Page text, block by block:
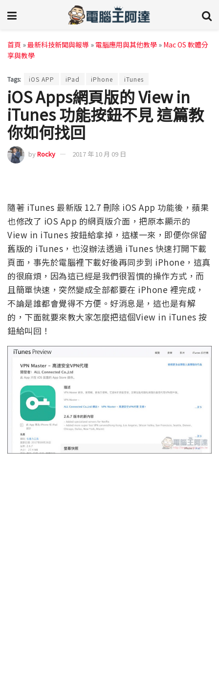
首頁 »最新科技新聞與報導 » 電腦應用與其他教學 » Mac OS 軟體分
享與教學
Tags: iOS APP iPad iPhone iTunes
iOS Apps網頁版的 View in
iTunes 功能按鈕不見 這篇教
你如何找回
byRocky 2017 年 10 月 09 日
隨著 iTunes 最新版 12.7 刪除 iOS App 功能後，蘋果
也修改了 iOS App 的網頁版介面，把原本顯示的
View in iTunes 按鈕給拿掉，這樣一來，即便你保留
舊版的 iTunes，也沒辦法透過 iTunes 快速打開下載
頁面，事先於電腦裡下載好後再同步到 iPhone，這真
的很麻煩，因為這已經是我們很習慣的操作方式，而
且簡單快速，突然變成全部都要在 iPhone 裡完成，
不論是誰都會覺得不方便。好消息是，這也是有解
的，下面就要來教大家怎麼把這個View in iTunes 按
鈕給叫回！